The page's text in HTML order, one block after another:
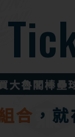
大魯閣棒壘
合 ， 就